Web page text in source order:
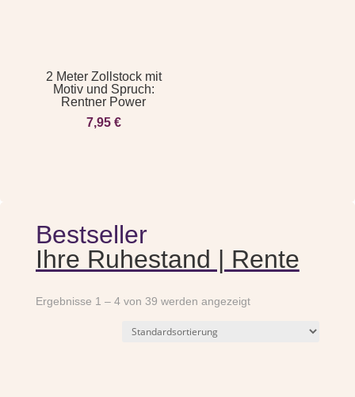
2 Meter Zollstock mit
Motiv und Spruch:
Rentner Power
7,95 €
Bestseller
Ihre Ruhestand | Rente
Ergebnisse 1 – 4 von 39 werden angezeigt